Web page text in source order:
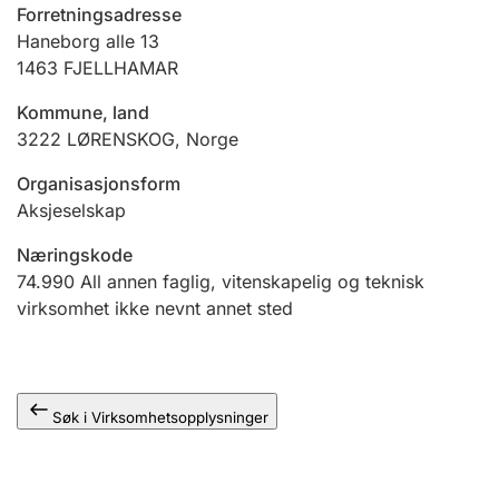
Jeger
Ektepaktveileder
Offentlig sektor
Forretningsadresse
Haneborg alle 13
1463 FJELLHAMAR
Kommune, land
3222 LØRENSKOG, Norge
Organisasjonsform
Aksjeselskap
Næringskode
74.990 All annen faglig, vitenskapelig og teknisk
virksomhet ikke nevnt annet sted
Søk i Virksomhetsopplysninger